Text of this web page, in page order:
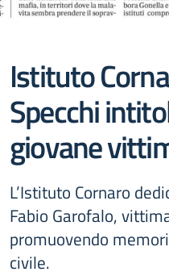
Istituto
Specchi
giovane
L’Istituto Cornaro
Fabio Garofalo,
promuovendo
civile.